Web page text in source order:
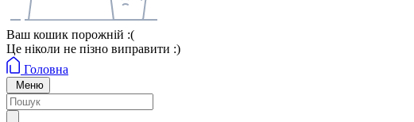
Ваш кошик порожній :(
Це ніколи не пізно виправити :)
Головна
Меню